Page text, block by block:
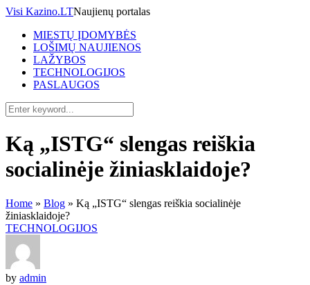
Visi Kazino.LTNaujienų portalas
MIESTŲ ĮDOMYBĖS
LOŠIMŲ NAUJIENOS
LAŽYBOS
TECHNOLOGIJOS
PASLAUGOS
Ką „ISTG“ slengas reiškia
socialinėje žiniasklaidoje?
Home » Blog » Ką „ISTG“ slengas reiškia socialinėje
žiniasklaidoje?
TECHNOLOGIJOS
by admin